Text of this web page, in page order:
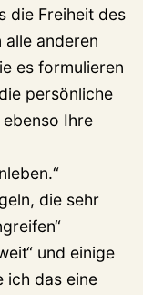
die Freiheit des
alle anderen
es formulieren
persönliche
Ihre
die sehr
und einige
ich das eine